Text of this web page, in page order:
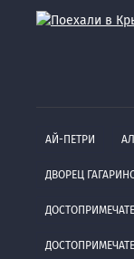
АЙ-ПЕТРИ
ДВОРЕЦ